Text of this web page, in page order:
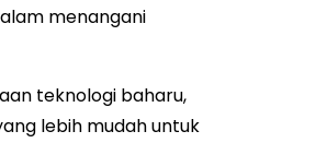
menangani
teknologi baharu,
lebih mudah untuk